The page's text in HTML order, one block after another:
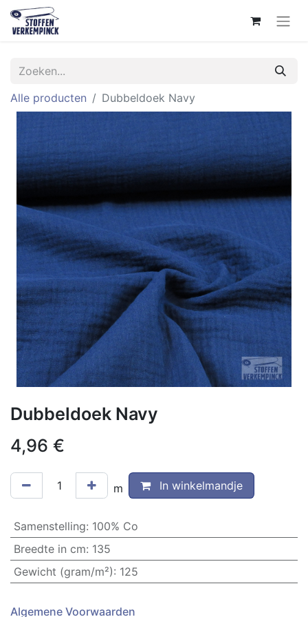
Alle producten Dubbeldoek Navy
Dubbeldoek Navy
4,96 €
m In winkelmandje
Samenstelling: 100% Co
Breedte in cm: 135
Gewicht (gram/m²): 125
Algemene Voorwaarden